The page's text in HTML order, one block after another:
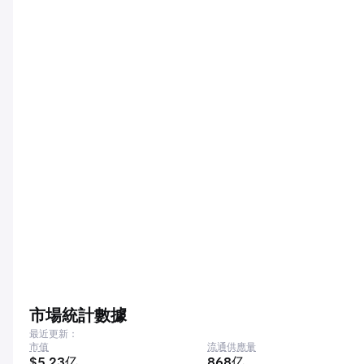
市場統計數據
最近更新：
市值
流通供應量